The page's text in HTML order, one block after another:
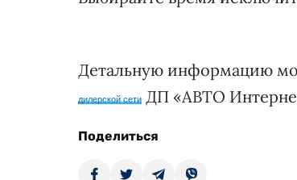
Детальную информацию
дилерской сети ДП «АВТО
Поделиться